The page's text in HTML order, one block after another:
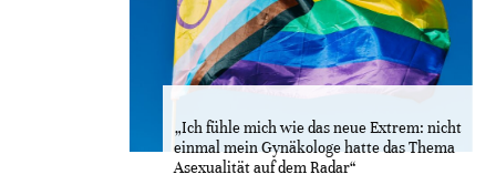
„Ich fühle mich wie das neue Extrem: nicht
einmal mein Gynäkologe hatte das Thema
Asexualität auf dem Radar“